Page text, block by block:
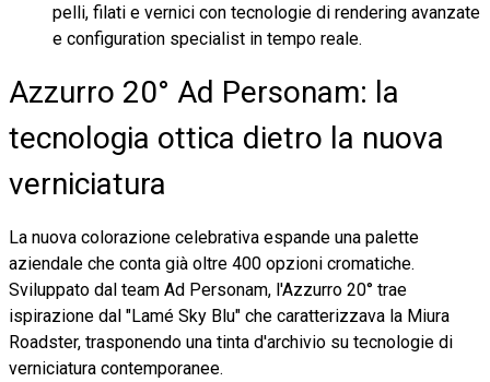
pelli, filati e vernici con tecnologie di rendering avanzate
e configuration specialist in tempo reale.
Azzurro 20° Ad Personam: la
tecnologia ottica dietro la nuova
verniciatura
La nuova colorazione celebrativa espande una palette
aziendale che conta già oltre 400 opzioni cromatiche.
Sviluppato dal team Ad Personam, l'Azzurro 20° trae
ispirazione dal "Lamé Sky Blu" che caratterizzava la Miura
Roadster, trasponendo una tinta d'archivio su tecnologie di
verniciatura contemporanee.